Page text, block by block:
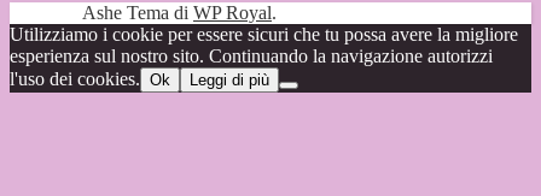
Ashe Tema di WP Royal.
Utilizziamo i cookie per essere sicuri che tu possa avere la migliore
esperienza sul nostro sito. Continuando la navigazione autorizzi
l'uso dei cookies. Ok Leggi di più